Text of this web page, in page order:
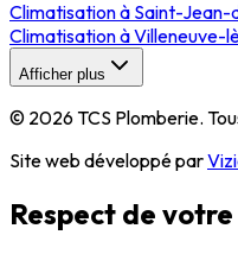
Climatisationà Saint-Jean-
ClimatisationàVilleneuve-
Afficher plus
© 2026TCS Plomberie.
Site web développé par
Respect de